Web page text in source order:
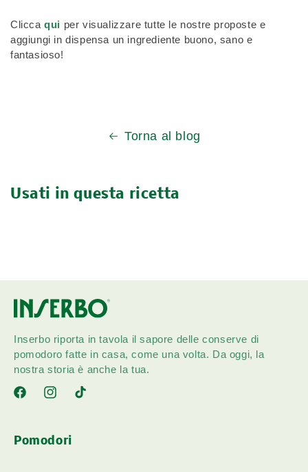
Cliccaqui per visualizzare tutte le nostre proposte e
aggiungi in dispensa un ingrediente buono, sano e
fantasioso!
Torna al blog
Usati in questa ricetta
Inserbo riporta in tavola il sapore delle conserve di
pomodoro fatte in casa, come una volta. Da oggi, la
nostra storia è anche la tua.
FacebookInstagramTikTok
Pomodori